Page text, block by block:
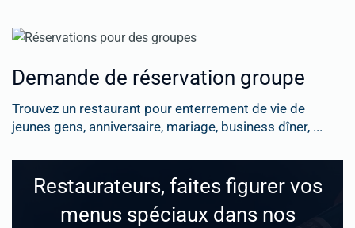
Demande de réservation groupe
Trouvez un restaurant pour enterrement de vie de
jeunes gens, anniversaire, mariage, business dîner, ...
Restaurateurs, faites figurer vos
menus spéciaux dans nos